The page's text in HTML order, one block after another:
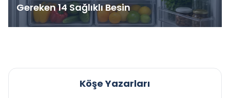
Gereken 14 Sağlıklı Besin
Köşe Yazarları